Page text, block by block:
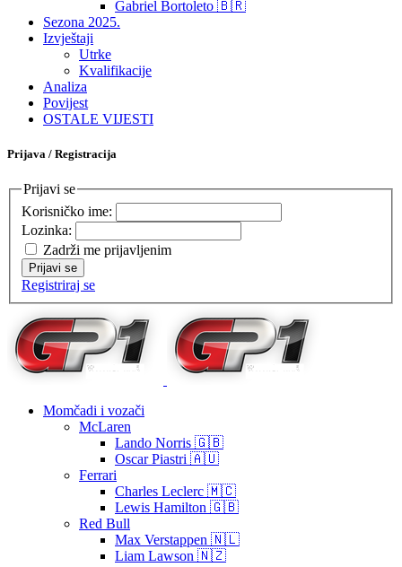
Gabriel Bortoleto 🇧🇷
Sezona 2025.
Izvještaji
Utrke
Kvalifikacije
Analiza
Povijest
OSTALE VIJESTI
Prijava / Registracija
Prijavi se
Korisničko ime:
Lozinka:
Zadrži me prijavljenim
Prijavi se
Registriraj se
Momčadi i vozači
McLaren
Lando Norris 🇬🇧
Oscar Piastri 🇦🇺
Ferrari
Charles Leclerc 🇲🇨
Lewis Hamilton 🇬🇧
Red Bull
Max Verstappen 🇳🇱
Liam Lawson 🇳🇿